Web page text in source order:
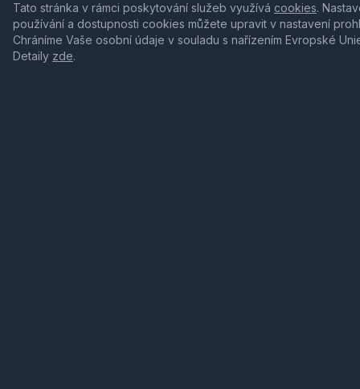
Tato stránka v rámci poskytování služeb využívá cookies.
používání a dostupnosti cookies můžete upravit v nastavení
Chráníme Vaše osobní údaje v souladu s nařízením Evropské
Detaily zde.